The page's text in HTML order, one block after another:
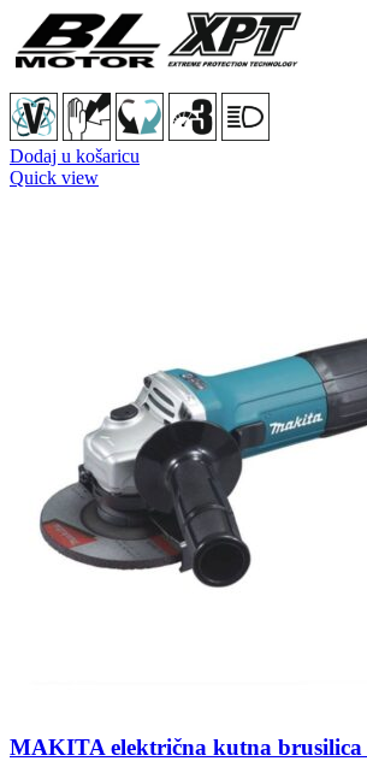
Dodaj u košaricu
Quick view
MAKITA električna kutna brusilica